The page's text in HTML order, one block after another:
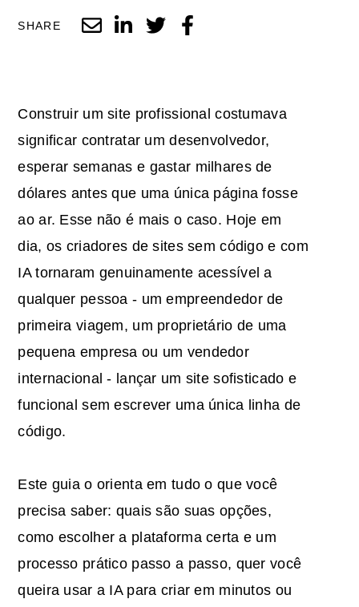
SHARE
Construir um site profissional costumava
significar contratar um desenvolvedor,
esperar semanas e gastar milhares de
dólares antes que uma única página fosse
ao ar. Esse não é mais o caso. Hoje em
dia, os criadores de sites sem código e com
IA tornaram genuinamente acessível a
qualquer pessoa - um empreendedor de
primeira viagem, um proprietário de uma
pequena empresa ou um vendedor
internacional - lançar um site sofisticado e
funcional sem escrever uma única linha de
código.
Este guia o orienta em tudo o que você
precisa saber: quais são suas opções,
como escolher a plataforma certa e um
processo prático passo a passo, quer você
queira usar a IA para criar em minutos ou